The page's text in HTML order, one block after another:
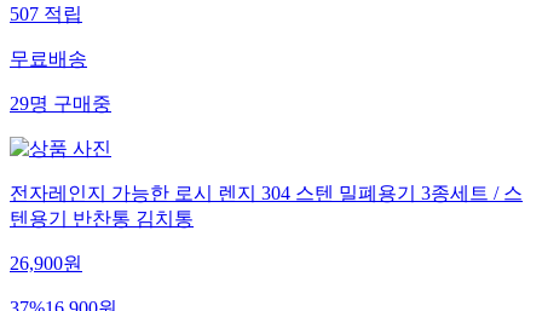
507적립
무료배송
29명구매중
전자레인지 가능한 로시 렌지 304 스텐 밀폐용기 3종세트 / 스
텐용기 반찬통 김치통
26,900원